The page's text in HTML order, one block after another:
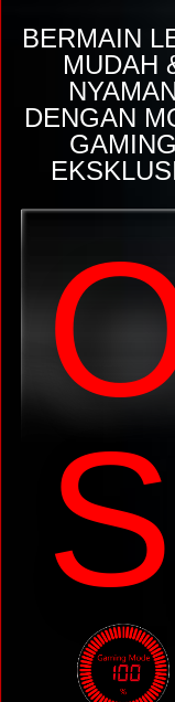
BERMAIN
MUDAH
DENGAN
GAMING